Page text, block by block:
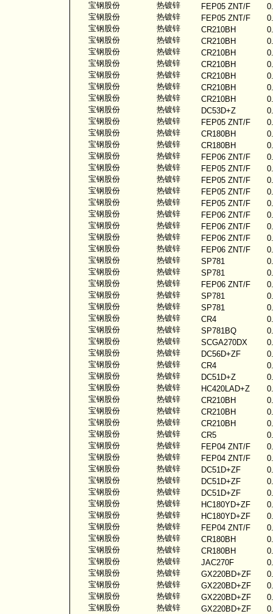
宝钢股份
热镀锌 FEP05 ZNT/F
宝钢股份
热镀锌 FEP05 ZNT/F
宝钢股份
热镀锌 CR210BH
宝钢股份
热镀锌 CR210BH
宝钢股份
热镀锌 CR210BH
宝钢股份
热镀锌 CR210BH
宝钢股份
热镀锌 CR210BH
宝钢股份
热镀锌 CR210BH
宝钢股份
热镀锌 CR210BH
宝钢股份
热镀锌 DC53D+Z
宝钢股份
热镀锌 FEP05 ZNT/F
宝钢股份
热镀锌 CR180BH
宝钢股份
热镀锌 CR180BH
宝钢股份
热镀锌 FEP06 ZNT/F
宝钢股份
热镀锌 FEP05 ZNT/F
宝钢股份
热镀锌 FEP05 ZNT/F
宝钢股份
热镀锌 FEP05 ZNT/F
宝钢股份
热镀锌 FEP05 ZNT/F
宝钢股份
热镀锌 FEP06 ZNT/F
宝钢股份
热镀锌 FEP06 ZNT/F
宝钢股份
热镀锌 FEP06 ZNT/F
宝钢股份
热镀锌 FEP06 ZNT/F
宝钢股份
热镀锌 SP781
宝钢股份
热镀锌 SP781
宝钢股份
热镀锌 FEP06 ZNT/F
宝钢股份
热镀锌 SP781
宝钢股份
热镀锌 SP781
宝钢股份
热镀锌 CR4
宝钢股份
热镀锌 SP781BQ
宝钢股份
热镀锌 SCGA270DX
宝钢股份
热镀锌 DC56D+ZF
宝钢股份
热镀锌 CR4
宝钢股份
热镀锌 DC51D+Z
宝钢股份
热镀锌 HC420LAD+Z
宝钢股份
热镀锌 CR210BH
宝钢股份
热镀锌 CR210BH
宝钢股份
热镀锌 CR210BH
宝钢股份
热镀锌 CR5
宝钢股份
热镀锌 FEP04 ZNT/F
宝钢股份
热镀锌 FEP04 ZNT/F
宝钢股份
热镀锌 DC51D+ZF
宝钢股份
热镀锌 DC51D+ZF
宝钢股份
热镀锌 DC51D+ZF
宝钢股份
热镀锌 HC180YD+ZF
宝钢股份
热镀锌 HC180YD+ZF
宝钢股份
热镀锌 FEP04 ZNT/F
宝钢股份
热镀锌 CR180BH
宝钢股份
热镀锌 CR180BH
宝钢股份
热镀锌 JAC270F
宝钢股份
热镀锌 GX220BD+ZF
宝钢股份
热镀锌 GX220BD+ZF
宝钢股份
热镀锌 GX220BD+ZF
宝钢股份
热镀锌 GX220BD+ZF